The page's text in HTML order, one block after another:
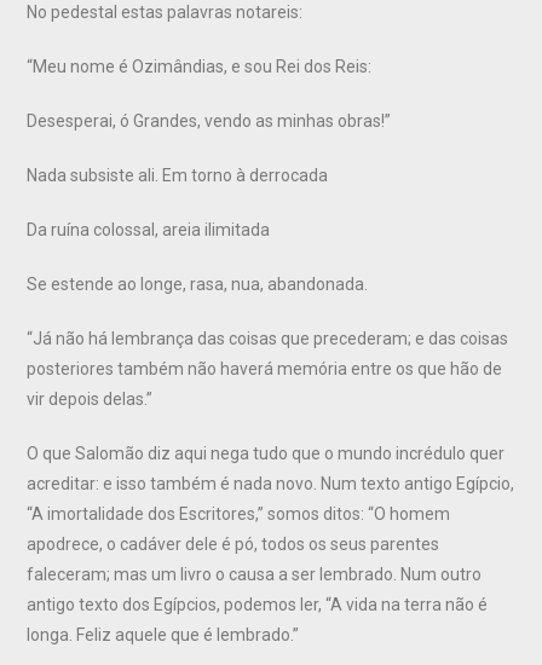
No pedestal estas palavras notareis:
“Meu nome é Ozimândias, e sou Rei dos Reis:
Desesperai, ó Grandes, vendo as minhas obras!”
Nada subsiste ali. Em torno à derrocada
Da ruína colossal, areia ilimitada
Se estende ao longe, rasa, nua, abandonada.
“Já não há lembrança das coisas que precederam; e das coisas
posteriores também não haverá memória entre os que hão de
vir depois delas.”
O que Salomão diz aqui nega tudo que o mundo incrédulo quer
acreditar: e isso também é nada novo. Num texto antigo Egípcio,
“A imortalidade dos Escritores,” somos ditos: “O homem
apodrece, o cadáver dele é pó, todos os seus parentes
faleceram; mas um livro o causa a ser lembrado. Num outro
antigo texto dos Egípcios, podemos ler, “A vida na terra não é
longa. Feliz aquele que é lembrado.”